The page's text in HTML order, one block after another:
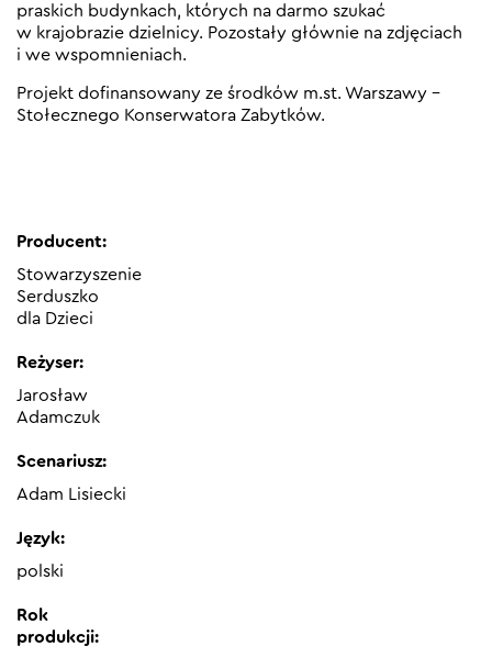
praskich budynkach, których na darmo szukać
w krajobrazie dzielnicy. Pozostały głównie na zdjęciach
i we wspomnieniach.
Projekt dofinansowany ze środków m.st. Warszawy –
Stołecznego Konserwatora Zabytków.
Producent:
Stowarzyszenie
Serduszko
dla Dzieci
Reżyser:
Jarosław
Adamczuk
Scenariusz:
Adam Lisiecki
Język:
polski
Rok
produkcji: